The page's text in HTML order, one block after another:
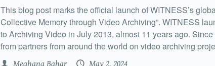
This blog post marks the official launch of WITNESS’s
Collective Memory through Video Archiving”. WITNESS
to Archiving Video in July 2013, almost 11 years ago.
from partners from around the world on video archiving
Meghana Bahar May 2, 2024